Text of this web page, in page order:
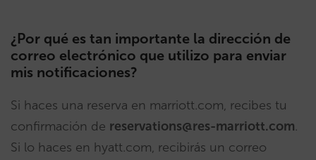
¿Por qué es tan importante la dirección de
correo electrónico que utilizo para enviar
mis notificaciones?
Si haces una reserva en marriott.com, recibes tu
confirmación de reservations@res-marriott.com.
Si lo haces en hyatt.com, recibirás un correo